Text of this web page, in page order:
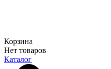
Корзина
Нет товаров
Каталог